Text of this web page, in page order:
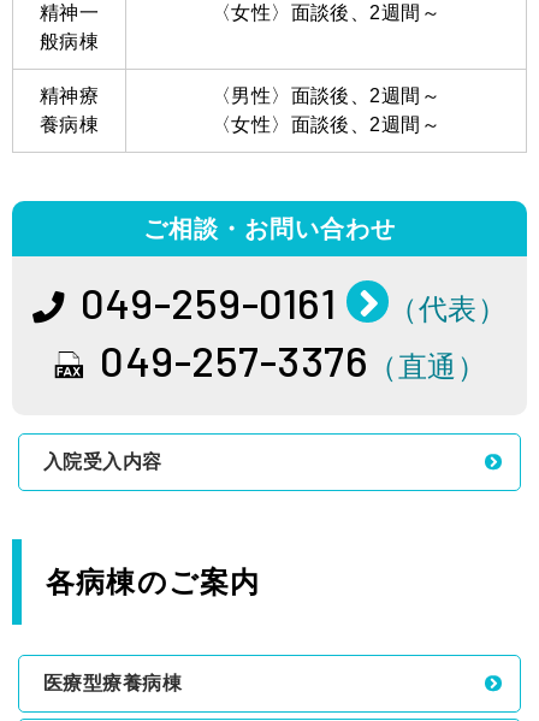
精神一
般病棟
〈女性〉面談後、2週間～
精神療
養病棟
〈男性〉面談後、2週間～
〈女性〉面談後、2週間～
ご相談・お問い合わせ
049-259-0161 （代表）
049-257-3376 （直通）
入院受入内容
各病棟のご案内
医療型療養病棟